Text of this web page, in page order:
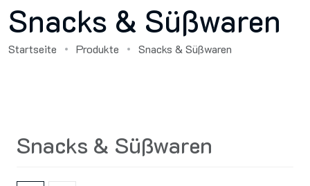
Snacks & Süßwaren
Startseite Produkte Snacks & Süßwaren
Snacks & Süßwaren